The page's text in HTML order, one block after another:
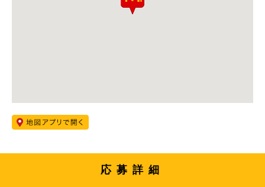
応募詳細